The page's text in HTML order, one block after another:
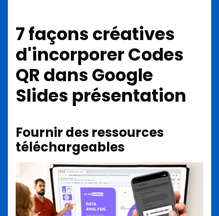
7 façons créatives
d'incorporerCodes
QR dans Google
Slides présentation
Fournir des ressources
téléchargeables